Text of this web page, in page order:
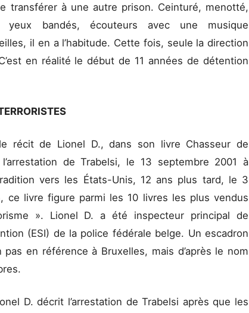
transférer à une autre prison. Ceinturé, menotté,
bandés, écouteurs avec une musique
il en a l’habitude. Cette fois, seule la direction
en réalité le début de 11 années de détention
récit de Lionel D., dans son livre Chasseur de
de Trabelsi, le 13 septembre 2001 à
vers les États-Unis, 12 ans plus tard, le 3
ce livre figure parmi les 10 livres les plus vendus
». Lionel D. a été inspecteur principal de
(ESI) de la police fédérale belge. Un escadron
en référence à Bruxelles, mais d’après le nom
D. décrit l’arrestation de Trabelsi après que les